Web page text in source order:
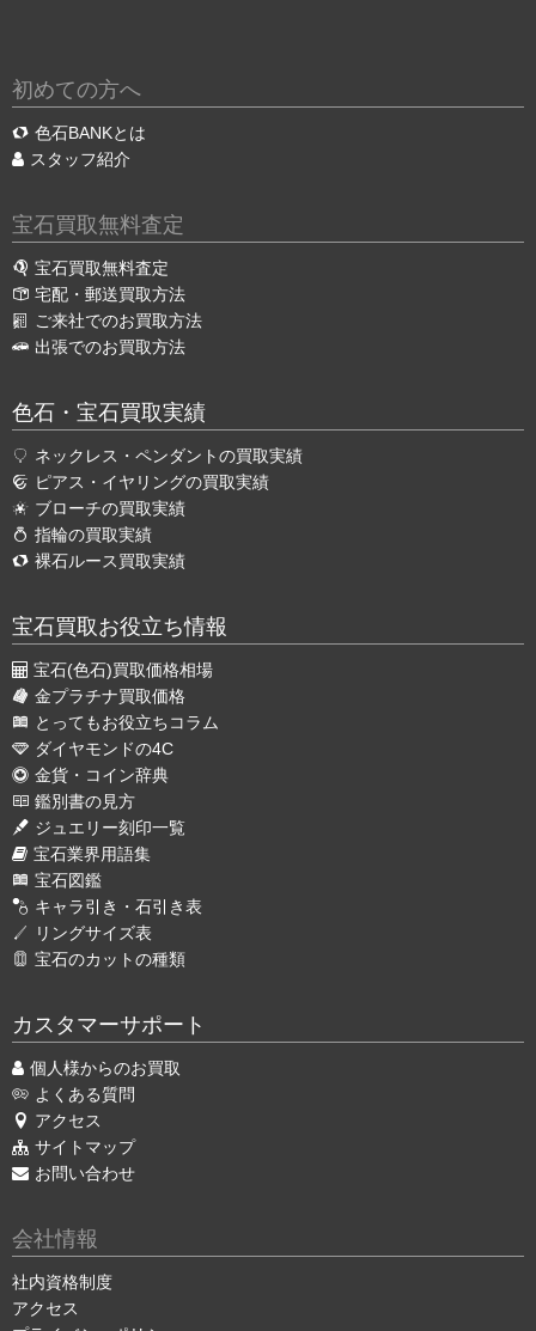
初めての方へ
色石BANKとは
スタッフ紹介
宝石買取無料査定
宝石買取無料査定
宅配・郵送買取方法
ご来社でのお買取方法
出張でのお買取方法
色石・宝石買取実績
ネックレス・ペンダントの買取実績
ピアス・イヤリングの買取実績
ブローチの買取実績
指輪の買取実績
裸石ルース買取実績
宝石買取お役立ち情報
宝石(色石)買取価格相場
金プラチナ買取価格
とってもお役立ちコラム
ダイヤモンドの4C
金貨・コイン辞典
鑑別書の見方
ジュエリー刻印一覧
宝石業界用語集
宝石図鑑
キャラ引き・石引き表
リングサイズ表
宝石のカットの種類
カスタマーサポート
個人様からのお買取
よくある質問
アクセス
サイトマップ
お問い合わせ
会社情報
社内資格制度
アクセス